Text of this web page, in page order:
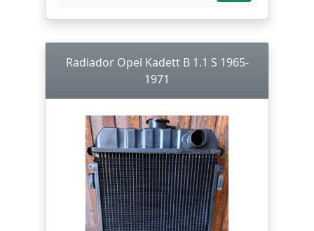
Radiador Opel Kadett B 1.1 S 1965-
1971